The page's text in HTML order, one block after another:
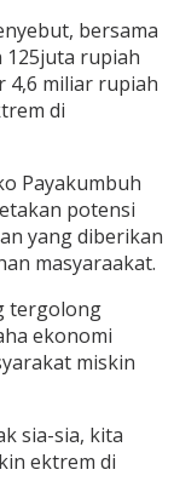
bersama
125juta rupiah
4,6 miliar rupiah
di
Payakumbuh
potensi
yang diberikan
masyaraakat.
tergolong
ekonomi
miskin
sia-sia, kita
ektrem di